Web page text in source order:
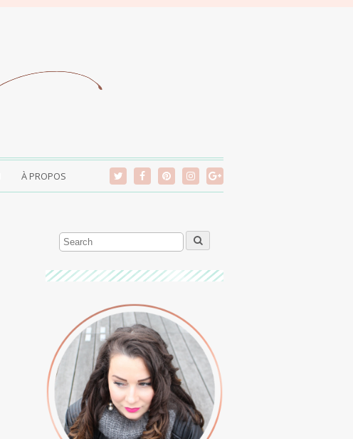
À PROPOS